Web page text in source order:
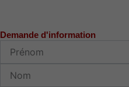
Demande d'information
Prénom